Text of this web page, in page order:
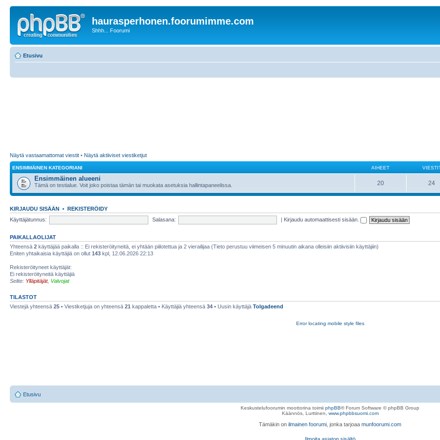
haurasperhonen.foorumimme.com
Shhh... Foorumi
Etusivu
Näytä vastaamattomat viestit • Näytä aktiiviset viestiketjut
ENSIMMÄINEN KATEGORIANI AIHEET
Ensimmäinen alueeni
Tämä on testialue. Voit joko poistaa tämän tai muokata asetuksia hallintapaneelissa. 20 24
KIRJAUDU SISÄÄN • REKISTERÖIDY
Käyttäjätunnus:
Salasana: | Kirjaudu automaattisesti sisään.
PAIKALLAOLIJAT
Yhteensä 2 käyttäjää paikalla :: Ei rekisteröityneitä, ei yhtään piilotettua ja 2 vierailijaa (Tieto perustuu viimeisen 5 minuutin aikana olleisiin aktiivisiin käyttäjiin)
Eniten yhtaikaisia käyttäjiä on ollut 143 kpl, 12.06.2026 22:13
Rekisteröityneet käyttäjät:
Ei rekisteröityneitä käyttäjiä
Selite: Ylläpitäjät, Valvojat
TILASTOT
Viestejä yhteensä 25 • Viestiketjuja on yhteensä 21 kappaletta • Käyttäjiä yhteensä 34 • Uusin käyttäjä Tolgadeend
Error locating mobile style files
Etusivu
Keskustelufoorumin moottorina toimii phpBB® Forum Software © phpBB Group
Käännös, Lurttinen, www.phpbbsuomi.com
Tämäkin on ilmainen foorumi , jonka tarjoaa munfoorumi.com